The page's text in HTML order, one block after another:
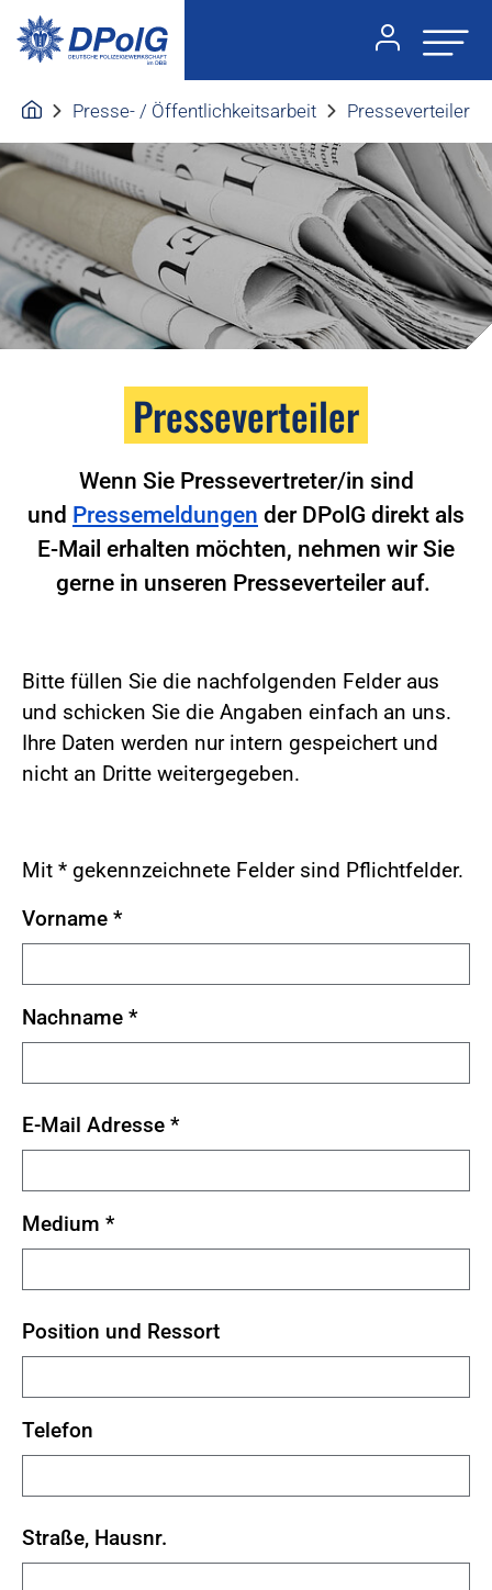
Presse- / Öffentlichkeitsarbeit Presseverteiler
Presseverteiler
Wenn Sie Pressevertreter/in sind
und Pressemeldungen der DPolG direkt als
E-Mail erhalten möchten, nehmen wir Sie
gerne in unseren Presseverteiler auf.
Bitte füllen Sie die nachfolgenden Felder aus
und schicken Sie die Angaben einfach an uns.
Ihre Daten werden nur intern gespeichert und
nicht an Dritte weitergegeben.
Mit * gekennzeichnete Felder sind Pflichtfelder.
Vorname *
Nachname *
E-Mail Adresse *
Medium *
Position und Ressort
Telefon
Straße, Hausnr.